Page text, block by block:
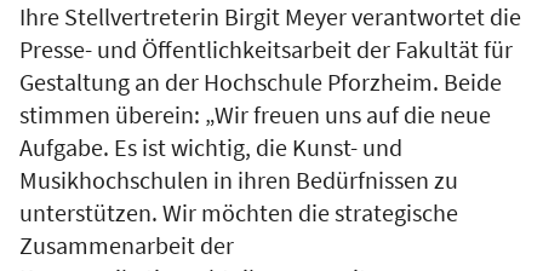
Ihre Stellvertreterin Birgit Meyer verantwortet die
Presse- und Öffentlichkeitsarbeit der Fakultät für
Gestaltung an der Hochschule Pforzheim. Beide
stimmen überein: „Wir freuen uns auf die neue
Aufgabe. Es ist wichtig, die Kunst- und
Musikhochschulen in ihren Bedürfnissen zu
unterstützen. Wir möchten die strategische
Zusammenarbeit der